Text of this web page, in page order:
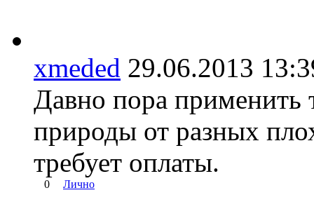
xmeded 29.06.2013
Давно пора применить
природы от разных
требует оплаты.
0 Лично